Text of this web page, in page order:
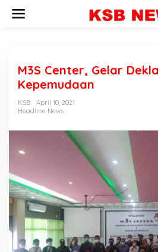
M3S Center, Gelar
Kepemudaan
KSB
April 10, 2021
Headline News